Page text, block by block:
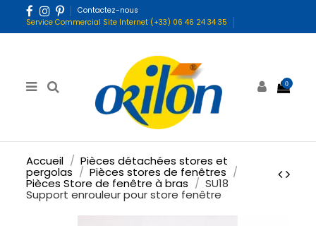
Contactez-nous
Service Commercial Site Internet (+33) 06 46 24 34 35
0
Accueil Pièces détachées stores et
pergolas Pièces stores de fenêtres
Pièces Store de fenêtre à bras SU18
Support enrouleur pour store fenêtre